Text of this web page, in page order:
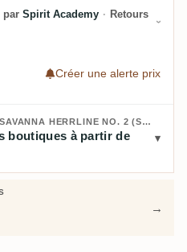
par Spirit Academy · Retours
Créer une alerte prix
ACHETER SWELL DE SPIRITS SAVANNA HERRLINE NO. 2 (SELECTED BY SWELL DE SPIRITS) TH1 2017 :
boutiques à partir de
→